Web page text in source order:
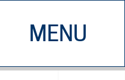
MENU
CHI SIAMO